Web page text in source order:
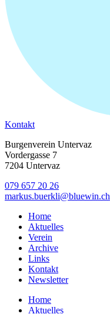
Kontakt
Burgenverein Untervaz
Vordergasse 7
7204 Untervaz
079 657 20 26
markus.buerkli@bluewin.ch
Home
Aktuelles
Verein
Archive
Links
Kontakt
Newsletter
Home
Aktuelles